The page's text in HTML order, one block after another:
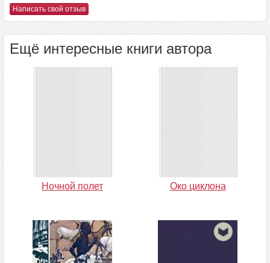
Написать свой отзыв
Ещё интересные книги автора
Ночной полет Око циклона